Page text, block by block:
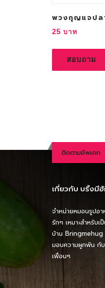
พวงกุญแจปล
25
สอบถาม
ติดตามอัพเดท
เกี่ยวกับ บริ้งมี
จำหน่ายหมอนรูปอ
รักๆ เหมาะสำหรับ
บ้าน Bringmehug
มอบความผูกพัน กั
เพื่อนๆ